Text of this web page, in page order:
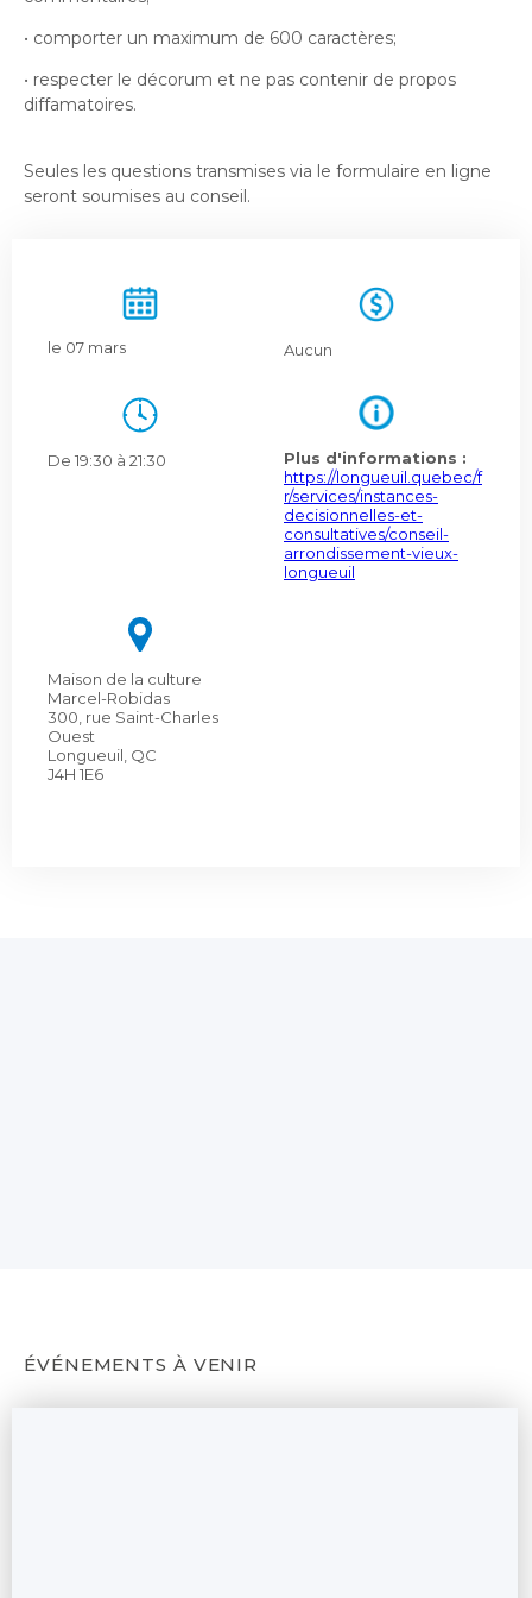
nouvelle
fenêtre
Bureau de l’éthique et de l’inspection
contractuelle
une
Bureau protecteur citoyen
Centre-ville de Longueuil
Centre-ville de Longueuil
Gouvernance et saine gestion
Politiques municipales
Politiques municipales
Réclamations
Vérificatrice générale
• comporter un maximum de 600 caractères;
• respecter le décorum et ne pas contenir de propos
diffamatoires.
Seules les questions transmises via le formulaire en ligne
seront soumises au conseil.
le 07 mars
De 19:30 à 21:30
Aucun
Plus d'informations :
https://longueuil.quebec/f
r/services/instances-
decisionnelles-et-
consultatives/conseil-
arrondissement-vieux-
longueuil
Maison de la culture
Marcel-Robidas
300, rue Saint-Charles
Ouest
Longueuil, QC
J4H 1E6
ÉVÉNEMENTS À VENIR